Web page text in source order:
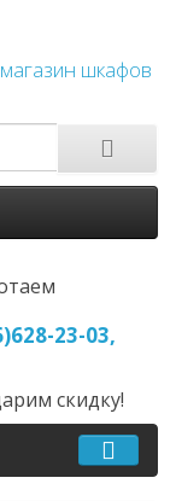
23-03,
скидку!